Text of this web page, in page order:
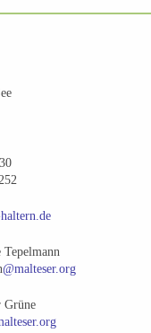
Tepelmann
@malteser.org
Grüne